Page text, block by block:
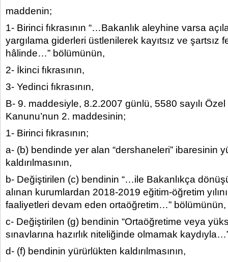
maddenin;
1- Birinci fıkrasının “…Bakanlık aleyhine varsa
yargılama giderleri üstlenilerek kayıtsız ve şartsız
hâlinde…” bölümünün,
2- İkinci fıkrasının,
3- Yedinci fıkrasının,
B- 9. maddesiyle, 8.2.2007 günlü, 5580 sayılı Özel
Kanunu’nun 2. maddesinin;
1- Birinci fıkrasının;
a- (b) bendinde yer alan “dershaneleri” ibaresinin
kaldırılmasının,
b- Değiştirilen (c) bendinin “…ile Bakanlıkça
alınan kurumlardan 2018-2019 eğitim-öğretim
faaliyetleri devam eden ortaöğretim…” bölümünün,
c- Değiştirilen (g) bendinin “Ortaöğretime veya
sınavlarına hazırlık niteliğinde olmamak
d- (f) bendinin yürürlükten kaldırılmasının,